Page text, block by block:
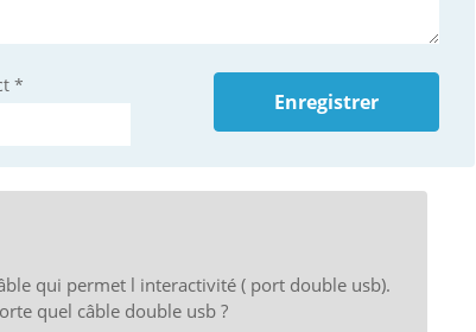
*
qui permet l interactivité ( port double usb).
quel câble double usb ?